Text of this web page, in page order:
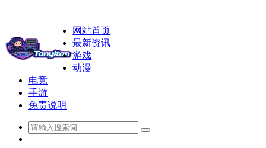
网站首页
最新资讯
游戏
动漫
电竞
手游
免责说明